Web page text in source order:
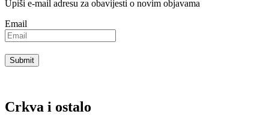
Upiši e-mail adresu za obavijesti o novim objavama
Email
Crkva i ostalo